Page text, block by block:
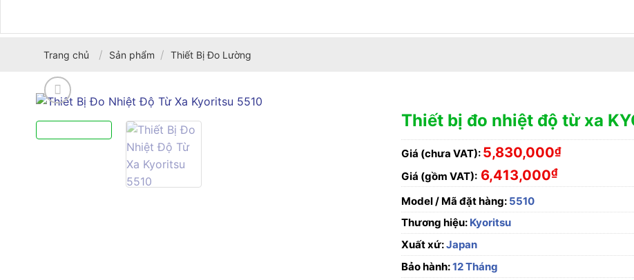
Trang chủ / Sản phẩm / Thiết Bị Đo Lường
Thiết bị đo nhiệt độ từ xa
Giá (chưa VAT): 5,830,000₫
Giá (gồm VAT): 6,413,000₫
Model / Mã đặt hàng: 5510
Thương hiệu: Kyoritsu
Xuất xứ:Japan
Bảo hành:12 Tháng